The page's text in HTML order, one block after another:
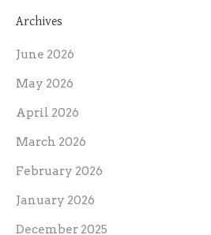
Archives
June 2026
May 2026
April 2026
March 2026
February 2026
January 2026
December 2025